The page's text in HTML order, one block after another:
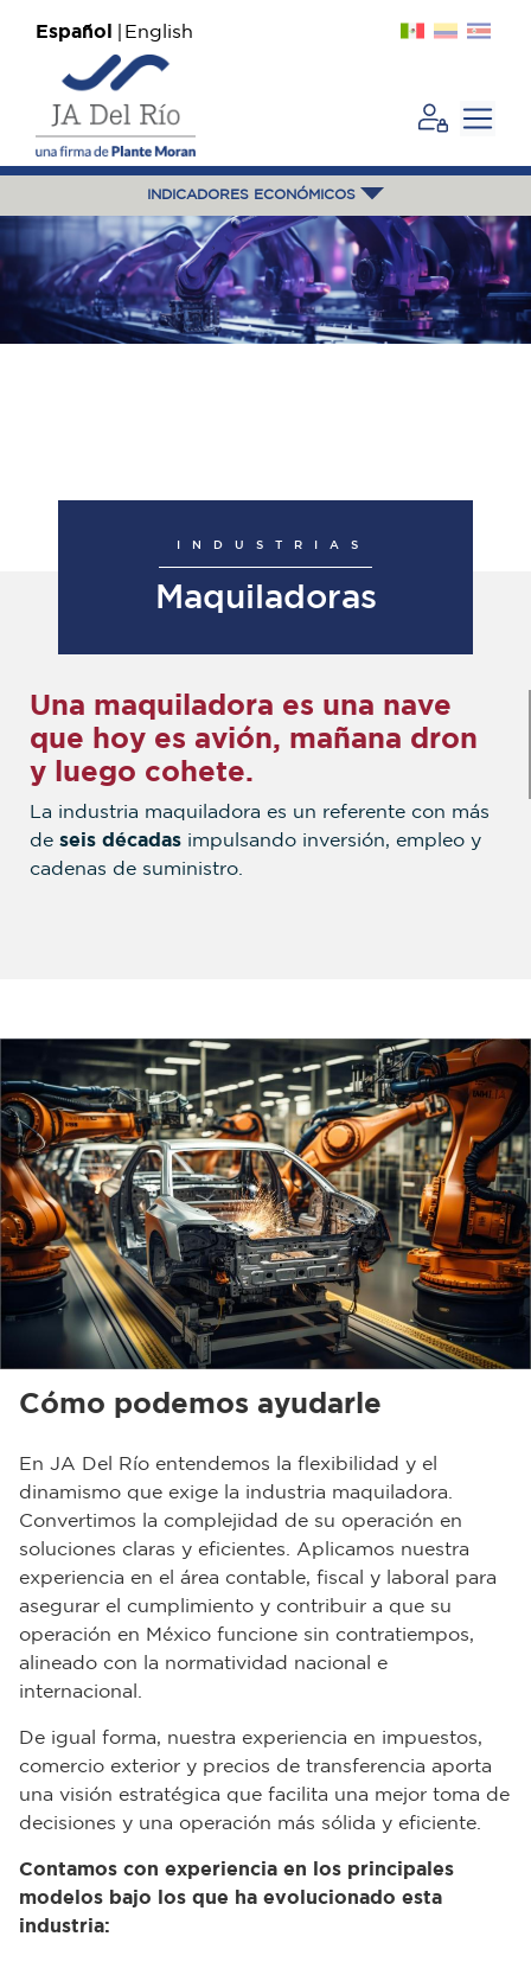
Español English
INDICADORES ECONÓMICOS
INDUSTRIAS
Maquiladoras
Una maquiladora es una nave
que hoy es avión, mañana dron
y luego cohete.
La industria maquiladora es un referente con más
de seis décadas impulsando inversión, empleo y
cadenas de suministro.
Cómo podemos ayudarle
En JA Del Río entendemos la flexibilidad y el
dinamismo que exige la industria maquiladora.
Convertimos la complejidad de su operación en
soluciones claras y eficientes. Aplicamos nuestra
experiencia en el área contable, fiscal y laboral para
asegurar el cumplimiento y contribuir a que su
operación en México funcione sin contratiempos,
alineado con la normatividad nacional e
internacional.
De igual forma, nuestra experiencia en impuestos,
comercio exterior y precios de transferencia aporta
una visión estratégica que facilita una mejor toma de
decisiones y una operación más sólida y eficiente.
Contamos con experiencia en los principales
modelos bajo los que ha evolucionado esta
industria: